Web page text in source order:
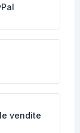
vendite